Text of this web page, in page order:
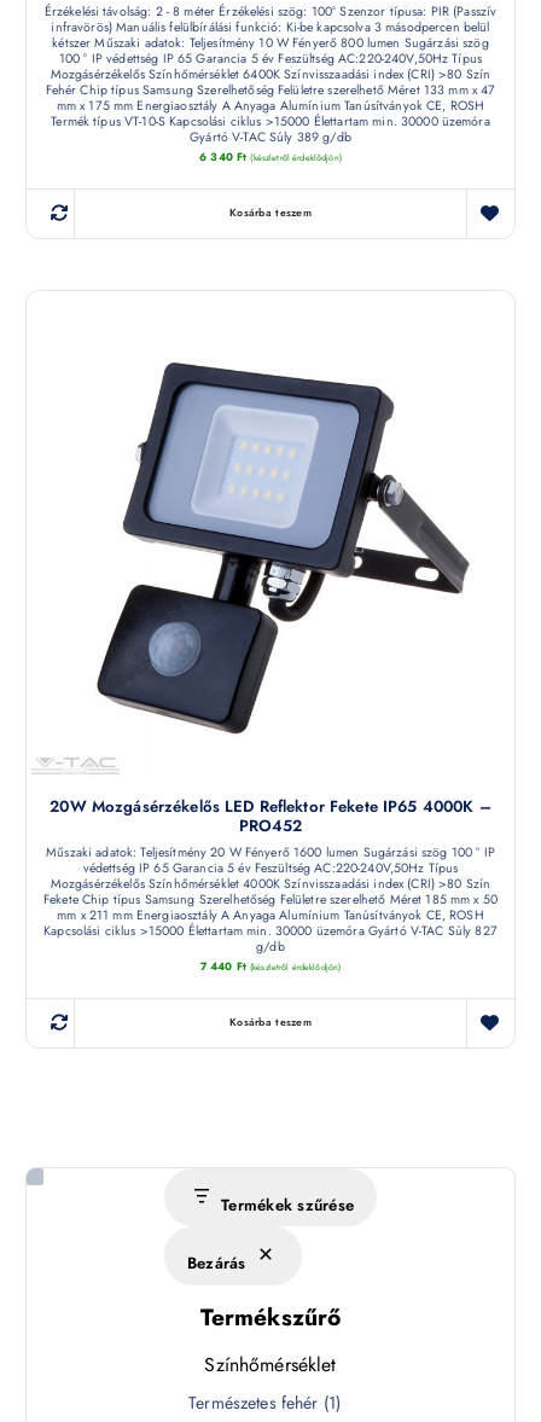
Érzékelési távolság: 2 - 8 méter Érzékelési szög: 100° Szenzor típusa: PIR (Passzív
infravörös) Manuális felülbírálási funkció: Ki-be kapcsolva 3 másodpercen belül
kétszer Műszaki adatok: Teljesítmény 10 W Fényerő 800 lumen Sugárzási szög
100 ° IP védettség IP 65 Garancia 5 év Feszültség AC:220-240V,50Hz Típus
Mozgásérzékelős Színhőmérséklet 6400K Színvisszaadási index (CRI) >80 Szín
Fehér Chip típus Samsung Szerelhetőség Felületre szerelhető Méret 133 mm x 47
mm x 175 mm Energiaosztály A Anyaga Alumínium Tanúsítványok CE, ROSH
Termék típus VT-10-S Kapcsolási ciklus >15000 Élettartam min. 30000 üzemóra
Gyártó V-TAC Súly 389 g/db
6 340 Ft (készletről érdeklődjön)
Kosárba teszem
20W Mozgásérzékelős LED Reflektor Fekete IP65 4000K –
PRO452
Műszaki adatok: Teljesítmény 20 W Fényerő 1600 lumen Sugárzási szög 100 ° IP
védettség IP 65 Garancia 5 év Feszültség AC:220-240V,50Hz Típus
Mozgásérzékelős Színhőmérséklet 4000K Színvisszaadási index (CRI) >80 Szín
Fekete Chip típus Samsung Szerelhetőség Felületre szerelhető Méret 185 mm x 50
mm x 211 mm Energiaosztály A Anyaga Alumínium Tanúsítványok CE, ROSH
Kapcsolási ciklus >15000 Élettartam min. 30000 üzemóra Gyártó V-TAC Súly 827
g/db
7 440 Ft (készletről érdeklődjön)
Kosárba teszem
Termékek szűrése
Bezárás
Termékszűrő
Színhőmérséklet
Természetes fehér (1)